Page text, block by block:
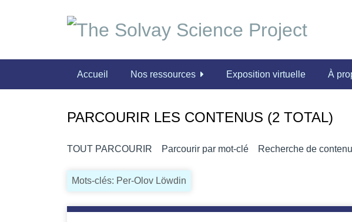
e
a
Accueil Nos ressources Exposition virtuelle À
PARCOURIR LES CONTENUS (2 TOTAL)
TOUT PARCOURIR Parcourir par mot-clé Recherche de
Mots-clés: Per-Olov Löwdin